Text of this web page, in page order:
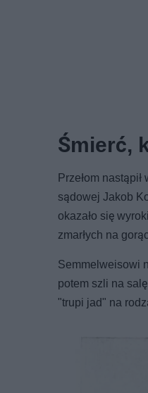
Śmierć,
Przełom
sądowej Jakob
okazało się
zmarłych na
Semmelweisowi
potem szli na
"trupi jad" na